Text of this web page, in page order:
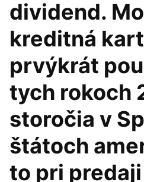
dividend.
kreditná
prvýkrát
tych rokoch
storočia v
štátoch
to pri